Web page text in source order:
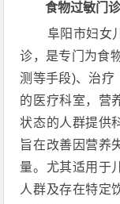
食物过敏门
阜阳市妇女
诊，是专门为食
测等手段)、治疗
的医疗科室，营
状态的人群提供
旨在改善因营养
量。尤其适用于
人群及存在特定